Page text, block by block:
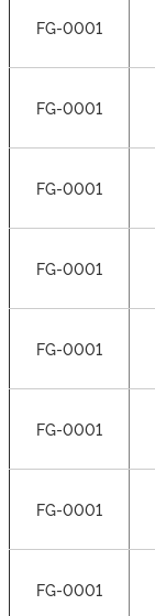
FG-0001
FG-0001
FG-0001
FG-0001
FG-0001
FG-0001
FG-0001
FG-0001